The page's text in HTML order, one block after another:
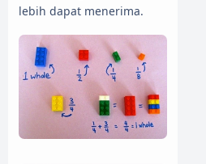
lebih dapat menerima.